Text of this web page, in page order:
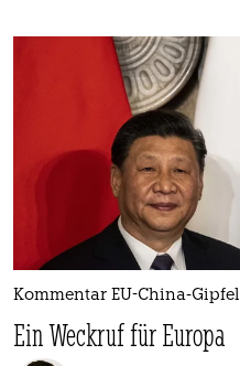
Kommentar EU-China-Gipfel
Ein Weckruf für Europa